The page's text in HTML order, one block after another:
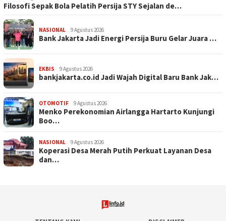
Filosofi Sepak Bola Pelatih Persija STY Sejalan de…
NASIONAL 9 Agustus 2026
Bank Jakarta Jadi Energi Persija Buru Gelar Juara …
EKBIS 9 Agustus 2026
bankjakarta.co.id Jadi Wajah Digital Baru Bank Jak…
OTOMOTIF 9 Agustus 2026
Menko Perekonomian Airlangga Hartarto Kunjungi
Boo…
NASIONAL 9 Agustus 2026
Koperasi Desa Merah Putih Perkuat Layanan Desa
dan…